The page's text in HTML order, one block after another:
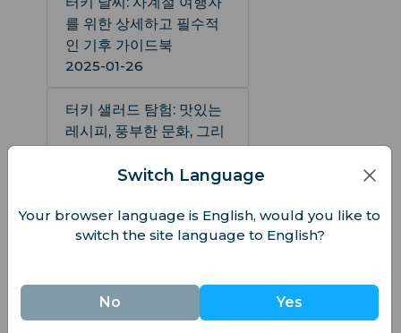
를 위한 상세하고 필수적
인 기후 가이드북
2025-01-26
터키 샐러드 탐험: 맛있는
레시피, 풍부한 문화, 그리
2025-01-26
터키의 화폐 단위: 터키 리
라에 관해서 모두 실용적
들
2025-01-03
Switch Language
Your browser language is English, would you like to
switch the site language to English?
No Yes